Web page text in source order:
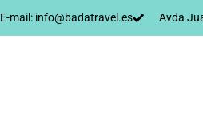
E-mail: info@badatravel.es Avda